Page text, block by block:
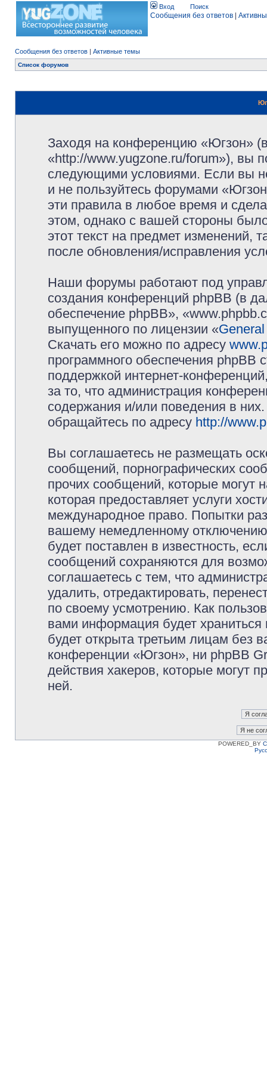
Вход Поиск
Сообщения без ответов
Сообщения без ответов | Активные темы
Список форумов
Заходя на конференцию «Югзон»
«http://www.yugzone.ru/forum»), вы
следующими условиями. Если вы
и не пользуйтесь форумами
эти правила в любое время и
этом, однако с вашей стороны
этот текст на предмет изменений,
после обновления/исправления
Наши форумы работают под
создания конференций phpBB (в
обеспечение phpBB»,
выпущенного по лицензии «
Скачать его можно по адресу
программного обеспечения phpBB
поддержкой интернет-
за то, что администрация
содержания и/или поведения в
обращайтесь по адресу http://
Вы соглашаетесь не размещать
сообщений, порнографических
прочих сообщений, которые могут
которая предоставляет услуги
международное право. Попытки
вашему немедленному
будет поставлен в известность,
сообщений сохраняются для
соглашаетесь с тем, что
удалить, отредактировать,
по своему усмотрению. Как
вами информация будет
будет открыта третьим лицам без
конференции «Югзон», ни phpBB
действия хакеров, которые могут
ней.
POWERED_BY